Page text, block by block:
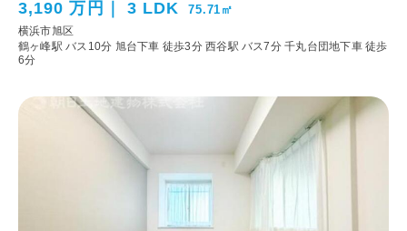
3,190 万円 3 LDK 75.71㎡
横浜市旭区
鶴ヶ峰駅 バス10分 旭台下車 徒歩3分西谷駅 バス7分 千丸台団地下車 徒歩
6分